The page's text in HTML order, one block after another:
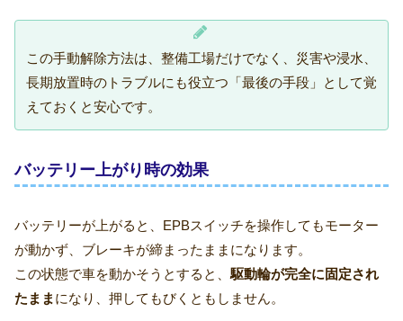
この手動解除方法は、整備工場だけでなく、災害や浸水、
長期放置時のトラブルにも役立つ「最後の手段」として覚
えておくと安心です。
バッテリー上がり時の効果
バッテリーが上がると、EPBスイッチを操作してもモーター
が動かず、ブレーキが締まったままになります。
この状態で車を動かそうとすると、 駆動輪が完全に固定され
たまま になり、押してもびくともしません。